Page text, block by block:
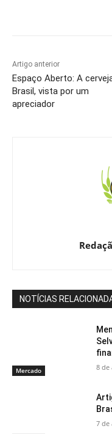
Artigo anterior
Espaço Aberto: A
Brasil, vista por um
apreciador
NOTÍCIAS
Mercado 8 de
7 de